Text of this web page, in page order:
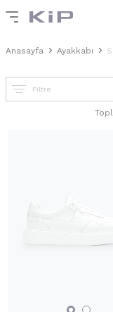
Anasayfa Ayakkabı
Filtre